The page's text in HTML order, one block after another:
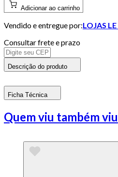
Adicionar ao carrinho
Vendido e entregue por:LOJAS
Consultar frete e prazo
Descrição do produto
Ficha Técnica
Quem viu também viu